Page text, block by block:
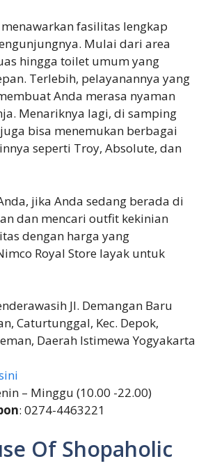
fasilitas lengkap
Mulai dari area
hingga toilet umum yang
Terlebih, pelayanannya yang
Anda merasa nyaman
Menariknya lagi, di samping
bisa menemukan berbagai
seperti Troy, Absolute, dan
jika Anda sedang berada di
dan mencari outfit kekinian
dengan harga yang
Royal Store layak untuk
Jl. Demangan Baru
Caturtunggal, Kec. Depok,
Daerah Istimewa Yogyakarta
– Minggu (10.00 -22.00)
: 0274-4463221
Of Shopaholic